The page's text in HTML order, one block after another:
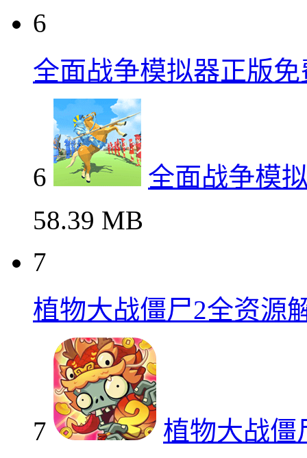
6
全面战争模拟器正版
6
全面战争模
58.39 MB
7
植物大战僵尸2全资源
7
植物大战僵